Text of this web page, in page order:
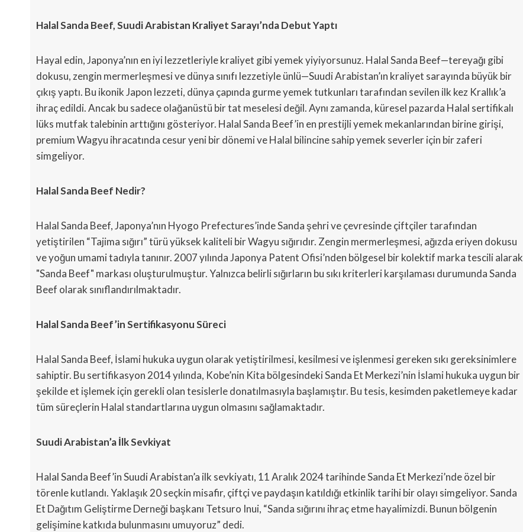
Halal Sanda Beef, Suudi Arabistan Kraliyet Sarayı’nda Debut Yaptı
Hayal edin, Japonya’nın en iyi lezzetleriyle kraliyet gibi yemek yiyiyorsunuz. Halal Sanda Beef—tereyağı gibi
dokusu, zengin mermerleşmesi ve dünya sınıfı lezzetiyle ünlü—Suudi Arabistan’ın kraliyet sarayında büyük bir
çıkış yaptı. Bu ikonik Japon lezzeti, dünya çapında gurme yemek tutkunları tarafından sevilen ilk kez Krallık’a
ihraç edildi. Ancak bu sadece olağanüstü bir tat meselesi değil. Aynı zamanda, küresel pazarda Halal sertifikalı
lüks mutfak talebinin arttığını gösteriyor. Halal Sanda Beef’in en prestijli yemek mekanlarından birine girişi,
premium Wagyu ihracatında cesur yeni bir dönemi ve Halal bilincine sahip yemek severler için bir zaferi
simgeliyor.
Halal Sanda Beef Nedir?
Halal Sanda Beef, Japonya’nın Hyogo Prefectures’inde Sanda şehri ve çevresinde çiftçiler tarafından
yetiştirilen “Tajima sığırı” türü yüksek kaliteli bir Wagyu sığırıdır. Zengin mermerleşmesi, ağızda eriyen dokusu
ve yoğun umami tadıyla tanınır. 2007 yılında Japonya Patent Ofisi’nden bölgesel bir kolektif marka tescili alarak
"Sanda Beef" markası oluşturulmuştur. Yalnızca belirli sığırların bu sıkı kriterleri karşılaması durumunda Sanda
Beef olarak sınıflandırılmaktadır.
Halal Sanda Beef’in Sertifikasyonu Süreci
Halal Sanda Beef, İslami hukuka uygun olarak yetiştirilmesi, kesilmesi ve işlenmesi gereken sıkı gereksinimlere
sahiptir. Bu sertifikasyon 2014 yılında, Kobe’nin Kita bölgesindeki Sanda Et Merkezi’nin İslami hukuka uygun bir
şekilde et işlemek için gerekli olan tesislerle donatılmasıyla başlamıştır. Bu tesis, kesimden paketlemeye kadar
tüm süreçlerin Halal standartlarına uygun olmasını sağlamaktadır.
Suudi Arabistan’a İlk Sevkiyat
Halal Sanda Beef’in Suudi Arabistan’a ilk sevkiyatı, 11 Aralık 2024 tarihinde Sanda Et Merkezi’nde özel bir
törenle kutlandı. Yaklaşık 20 seçkin misafir, çiftçi ve paydaşın katıldığı etkinlik tarihi bir olayı simgeliyor. Sanda
Et Dağıtım Geliştirme Derneği başkanı Tetsuro Inui, “Sanda sığırını ihraç etme hayalimizdi. Bunun bölgenin
gelişimine katkıda bulunmasını umuyoruz” dedi.